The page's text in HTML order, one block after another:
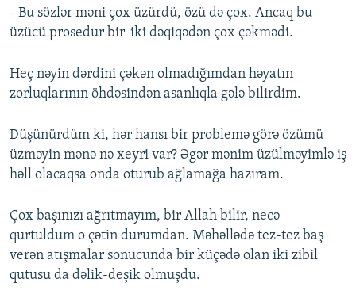
- Bu sözlər məni çox üzürdü, özü də çox. Ancaq bu
üzücü prosedur bir-iki dəqiqədən çox çəkmədi.
Heç nəyin dərdini çəkən olmadığımdan həyatın
zorluqlarının öhdəsindən asanlıqla gələ bilirdim.
Düşünürdüm ki, hər hansı bir problemə görə özümü
üzməyin mənə nə xeyri var? Əgər mənim üzülməyimlə iş
həll olacaqsa onda oturub ağlamağa hazıram.
Çox başınızı ağrıtmayım, bir Allah bilir, necə
qurtuldum o çətin durumdan. Məhəllədə tez-tez baş
verən atışmalar sonucunda bir küçədə olan iki zibil
qutusu da dəlik-deşik olmuşdu.